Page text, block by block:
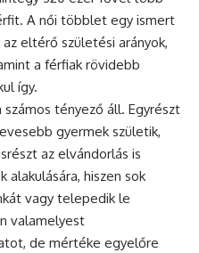
A női többlet egy ismert
eltérő születési arányok,
a férfiak rövidebb
így.
tényező áll. Egyrészt
gyermek születik,
az elvándorlás is
alakulására, hiszen sok
vagy telepedik le
valamelyest
de mértéke egyelőre